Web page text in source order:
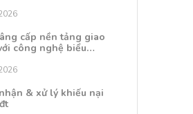
cấp nền tảng giao
công nghệ biểu…
& xử lý khiếu nại